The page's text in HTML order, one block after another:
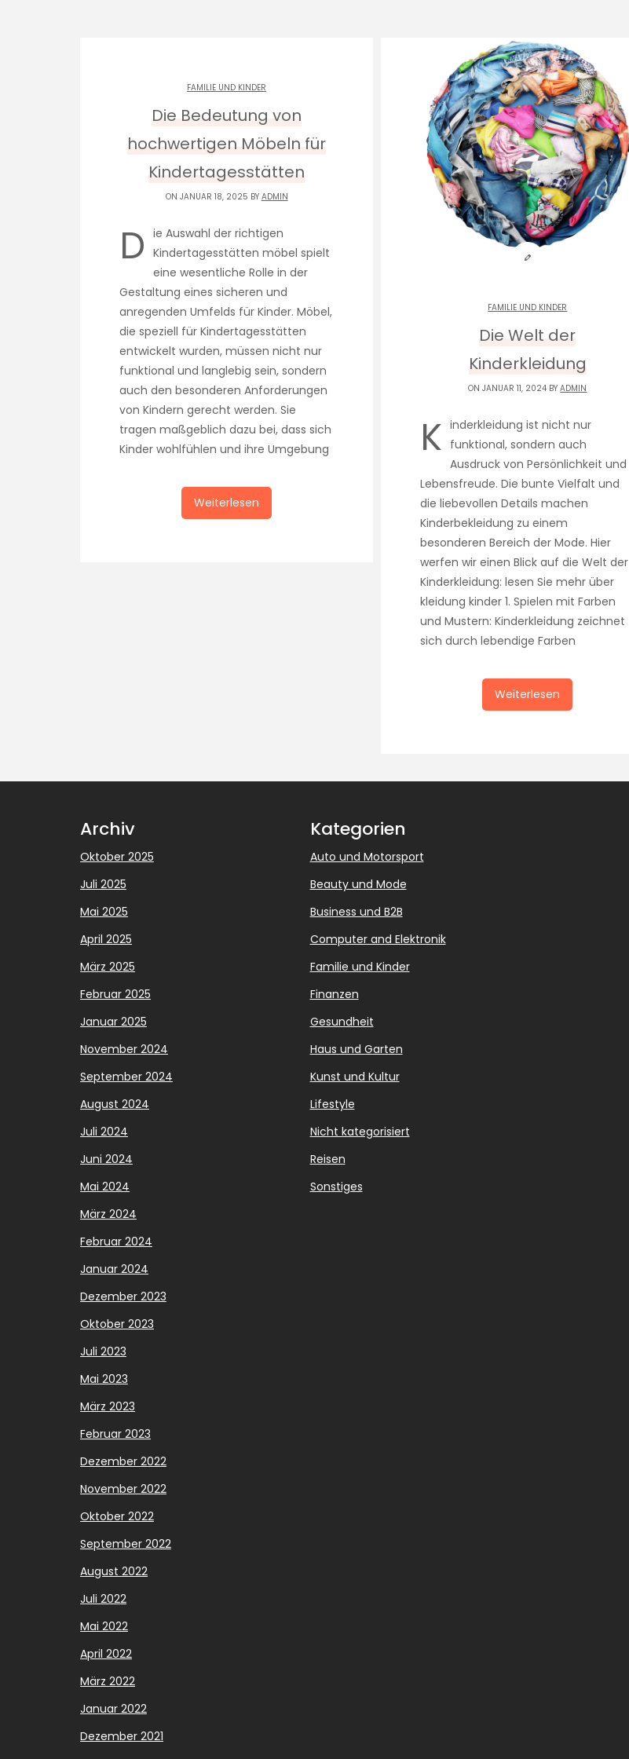
FAMILIE UND KINDER
Die Bedeutung von
hochwertigen Möbeln für
Kindertagesstätten
ON JANUAR 18, 2025 BY ADMIN
D ie Auswahl der richtigen
Kindertagesstätten möbel spielt
eine wesentliche Rolle in der
Gestaltung eines sicheren und
anregenden Umfelds für Kinder. Möbel,
die speziell für Kindertagesstätten
entwickelt wurden, müssen nicht nur
funktional und langlebig sein, sondern
auch den besonderen Anforderungen
von Kindern gerecht werden. Sie
tragen maßgeblich dazu bei, dass sich
Kinder wohlfühlen und ihre Umgebung
Weiterlesen
FAMILIE UND KINDER
Die Welt der
Kinderkleidung
ON JANUAR 11, 2024 BYADMIN
K inderkleidung ist nicht nur
funktional, sondern auch
Ausdruck von Persönlichkeit und
Lebensfreude. Die bunte Vielfalt und
die liebevollen Details machen
Kinderbekleidung zu einem
besonderen Bereich der Mode. Hier
werfen wir einen Blick auf die Welt der
Kinderkleidung: lesen Sie mehr über
kleidung kinder 1. Spielen mit Farben
und Mustern: Kinderkleidung zeichnet
sich durch lebendige Farben
Weiterlesen
Archiv
Oktober 2025
Juli 2025
Mai 2025
April 2025
März 2025
Februar 2025
Januar 2025
November 2024
September 2024
August 2024
Juli 2024
Juni 2024
Mai 2024
März 2024
Februar 2024
Januar 2024
Dezember 2023
Oktober 2023
Juli 2023
Mai 2023
März 2023
Februar 2023
Dezember 2022
November 2022
Oktober 2022
September 2022
August 2022
Juli 2022
Mai 2022
April 2022
März 2022
Januar 2022
Dezember 2021
Kategorien
Auto und Motorsport
Beauty und Mode
Business und B2B
Computer and Elektronik
Familie und Kinder
Finanzen
Gesundheit
Haus und Garten
Kunst und Kultur
Lifestyle
Nicht kategorisiert
Reisen
Sonstiges